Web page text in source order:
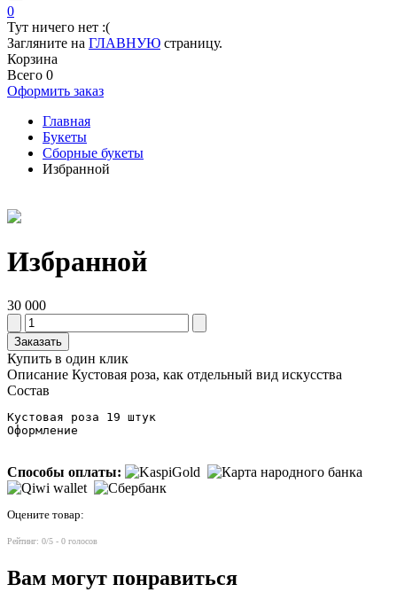
0
Тут ничего нет :(
Загляните на ГЛАВНУЮ страницу.
Корзина
Всего 0
Оформить заказ
Главная
Букеты
Сборные букеты
Избранной
Избранной
30 000
Заказать
Купить в один клик
Описание Кустовая роза, как отдельный вид искусства
Состав
Кустовая роза 19 штук
Оформление
Способы оплаты:
Оцените товар:
Рейтинг: 0/5 - 0 голосов
Вам могут понравиться